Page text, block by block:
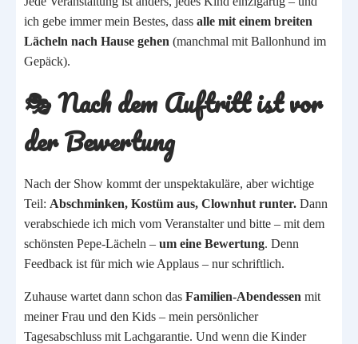
ich gebe immer mein Bestes, dass alle mit einem breiten
Lächeln nach Hause gehen (manchmal mit Ballonhund im
Gepäck).
🎭Nach dem Auftritt ist vor
der Bewertung
Nach der Show kommt der unspektakuläre, aber wichtige
Teil: Abschminken, Kostüm aus, Clownhut runter. Dann
verabschiede ich mich vom Veranstalter und bitte – mit dem
schönsten Pepe-Lächeln – um eine Bewertung. Denn
Feedback ist für mich wie Applaus – nur schriftlich.
Zuhause wartet dann schon das Familien-Abendessen mit
meiner Frau und den Kids – mein persönlicher
Tagesabschluss mit Lachgarantie. Und wenn die Kinder